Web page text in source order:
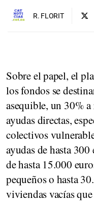
R. FLORIT
Sobre el papel, el
los fondos se
asequible, un 30%
ayudas directas,
colectivos
ayudas de hasta
de hasta 15.000
pequeños o hasta
viviendas vacías